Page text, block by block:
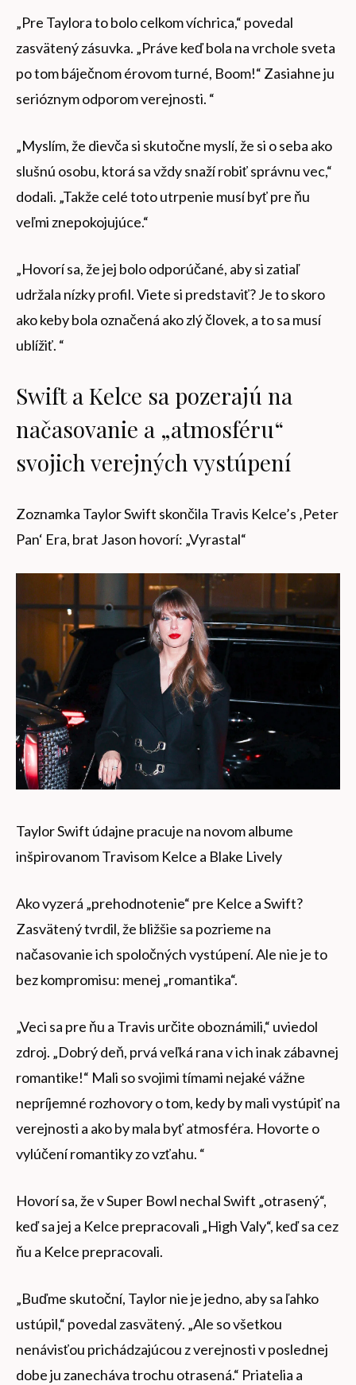
„Pre Taylora to bolo celkom víchrica,“ povedal
zasvätený zásuvka. „Práve keď bola na vrchole sveta
po tom báječnom érovom turné, Boom!“ Zasiahne ju
serióznym odporom verejnosti. “
„Myslím, že dievča si skutočne myslí, že si o seba ako
slušnú osobu, ktorá sa vždy snaží robiť správnu vec,“
dodali. „Takže celé toto utrpenie musí byť pre ňu
veľmi znepokojujúce.“
„Hovorí sa, že jej bolo odporúčané, aby si zatiaľ
udržala nízky profil. Viete si predstaviť? Je to skoro
ako keby bola označená ako zlý človek, a to sa musí
ublížiť. “
Swift a Kelce sa pozerajú na
načasovanie a „atmosféru“
svojich verejných vystúpení
Zoznamka Taylor Swift skončila Travis Kelce’s ‚Peter
Pan‘ Era, brat Jason hovorí: „Vyrastal“
Taylor Swift údajne pracuje na novom albume
inšpirovanom Travisom Kelce a Blake Lively
Ako vyzerá „prehodnotenie“ pre Kelce a Swift?
Zasvätený tvrdil, že bližšie sa pozrieme na
načasovanie ich spoločných vystúpení. Ale nie je to
bez kompromisu: menej „romantika“.
„Veci sa pre ňu a Travis určite oboznámili,“ uviedol
zdroj. „Dobrý deň, prvá veľká rana v ich inak zábavnej
romantike!“ Mali so svojimi tímami nejaké vážne
nepríjemné rozhovory o tom, kedy by mali vystúpiť na
verejnosti a ako by mala byť atmosféra. Hovorte o
vylúčení romantiky zo vzťahu. “
Hovorí sa, že v Super Bowl nechal Swift „otrasený“,
keď sa jej a Kelce prepracovali „High Valy“, keď sa cez
ňu a Kelce prepracovali.
„Buďme skutoční, Taylor nie je jedno, aby sa ľahko
ustúpil,“ povedal zasvätený. „Ale so všetkou
nenávisťou prichádzajúcou z verejnosti v poslednej
dobe ju zanecháva trochu otrasená.“ Priatelia a